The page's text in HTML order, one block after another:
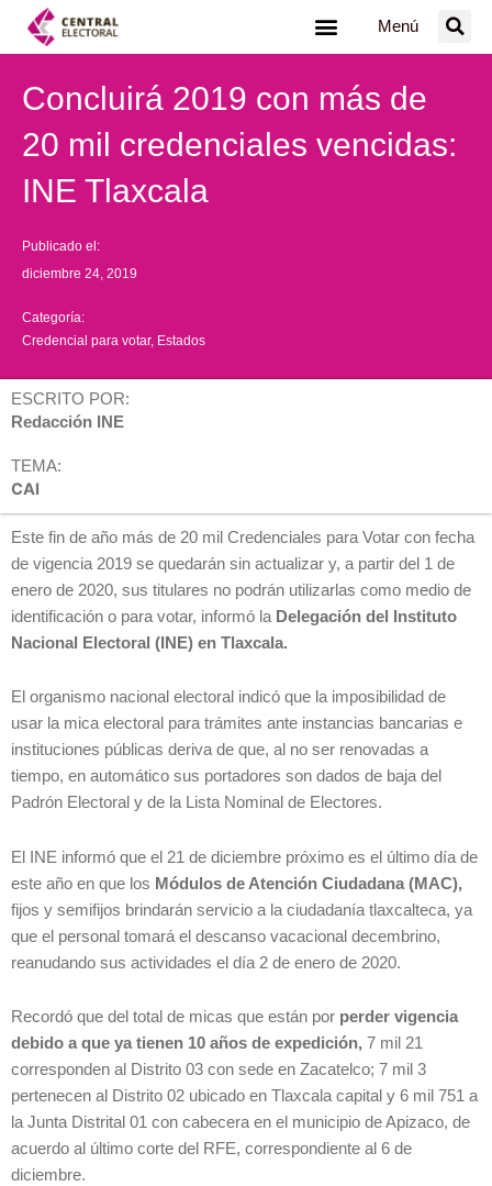
Menú
Concluirá 2019 con más de
20 mil credenciales vencidas:
INE Tlaxcala
Publicado el:
diciembre 24, 2019
Categoría:
Credencial para votar, Estados
ESCRITO POR:
Redacción INE
TEMA:
CAI
Este fin de año más de 20 mil Credenciales para Votar con fecha
de vigencia 2019 se quedarán sin actualizar y, a partir del 1 de
enero de 2020, sus titulares no podrán utilizarlas como medio de
identificación o para votar, informó la Delegación del Instituto
Nacional Electoral (INE) en Tlaxcala.
El organismo nacional electoral indicó que la imposibilidad de
usar la mica electoral para trámites ante instancias bancarias e
instituciones públicas deriva de que, al no ser renovadas a
tiempo, en automático sus portadores son dados de baja del
Padrón Electoral y de la Lista Nominal de Electores.
El INE informó que el 21 de diciembre próximo es el último día de
este año en que los Módulos de Atención Ciudadana (MAC),
fijos y semifijos brindarán servicio a la ciudadanía tlaxcalteca, ya
que el personal tomará el descanso vacacional decembrino,
reanudando sus actividades el día 2 de enero de 2020.
Recordó que del total de micas que están por perder vigencia
debido a que ya tienen 10 años de expedición, 7 mil 21
corresponden al Distrito 03 con sede en Zacatelco; 7 mil 3
pertenecen al Distrito 02 ubicado en Tlaxcala capital y 6 mil 751 a
la Junta Distrital 01 con cabecera en el municipio de Apizaco, de
acuerdo al último corte del RFE, correspondiente al 6 de
diciembre.